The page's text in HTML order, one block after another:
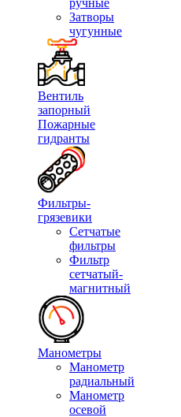
ручные
Затворы
чугунные
Вентиль
запорный
Пожарные
гидранты
Фильтры-
грязевики
Сетчатые
фильтры
Фильтр
сетчатый-
магнитный
Манометры
Манометр
радиальный
Манометр
осевой